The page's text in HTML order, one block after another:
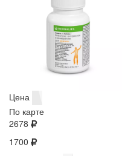
Цена
По карте
2678
1700